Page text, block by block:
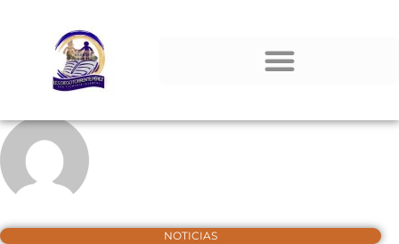
NOTICIAS